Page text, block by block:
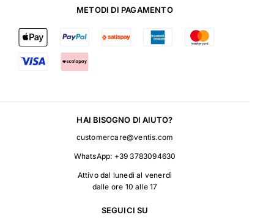
METODI DI PAGAMENTO
HAI BISOGNO DI AIUTO?
customercare@ventis.com
WhatsApp: +39 3783094630
Attivo dal lunedì al venerdì
dalle ore 10 alle 17
SEGUICI SU